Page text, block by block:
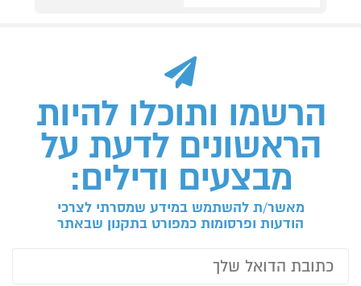
הרשמו ותוכלו להיות
הראשונים לדעת על
מבצעים ודילים:
מאשר/ת להשתמש במידע שמסרתי לצרכי
הודעות ופרסומות כמפורט בתקנון שבאתר